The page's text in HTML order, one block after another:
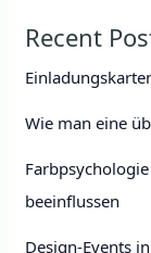
Recent
Wie man eine
beeinflussen
Design-Events